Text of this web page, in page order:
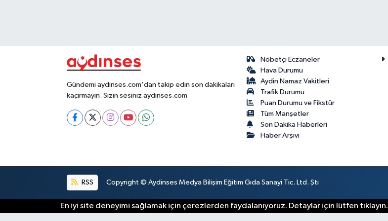
Gündemi aydinses.com'dan takip edin son dakikalari
kaçırmayın. Sizin sesiniz aydinses.com
Nöbetçi Eczaneler
Hava Durumu
Aydin Namaz Vakitleri
Trafik Durumu
Puan Durumu ve Fikstür
Tüm Manşetler
Son Dakika Haberleri
Haber Arşivi
RSS Copyright © Aydinses Medya Bilişim Eğitim Gıda Sanayi Tic. Ltd. Şti
En iyi site deneyimi sağlamak için çerezlerden faydalanıyoruz. Detaylar için lütfen tıklayın.